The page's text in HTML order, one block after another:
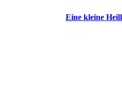
Eine kleine